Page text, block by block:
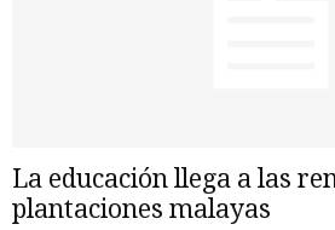
La educación llega a las
plantaciones malayas